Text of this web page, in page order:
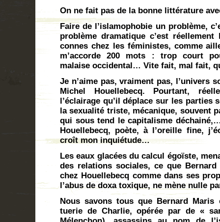
On ne fait pas de la bonne littérature
Faire de l’islamophobie un problème,
problème dramatique c’est
connes chez les féministes, comme
m’accorde 200 mots : trop court
malaise occidental… Vite fait, mal fait,
Je n’aime pas, vraiment pas, l’univers
Michel Houellebecq. Pourtant,
l’éclairage qu’il déplace sur les parties
la sexualité triste, mécanique, souvent
qui sous tend le capitalisme
Houellebecq, poète, à l’oreille fine,
croît mon inquiétude…
Les eaux glacées du calcul égoïste,
des relations sociales, ce que
chez Houellebecq comme dans ses
l’abus de doxa toxique, ne mène nulle
Nous savons tous que Bernard
tuerie de Charlie, opérée par de «